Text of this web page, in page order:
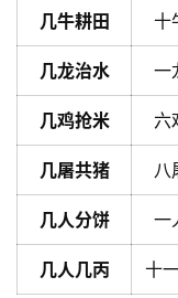
几牛耕田 十
几龙治水 一
几鸡抢米 六
几屠共猪 八
几人分饼 一
几人几丙 十